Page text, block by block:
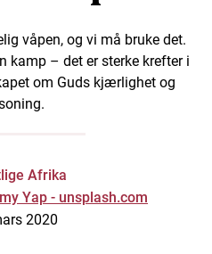
våpen, og vi må bruke det.
kamp – det er sterke krefter i
om Guds kjærlighet og
Afrika
Yap - unsplash.com
2020